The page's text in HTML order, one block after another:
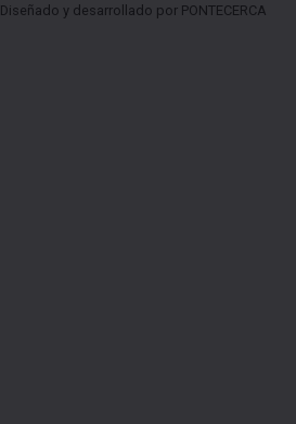
Diseñado y desarrollado por PONTECERCA